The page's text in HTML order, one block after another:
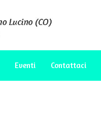
Eventi Contattaci